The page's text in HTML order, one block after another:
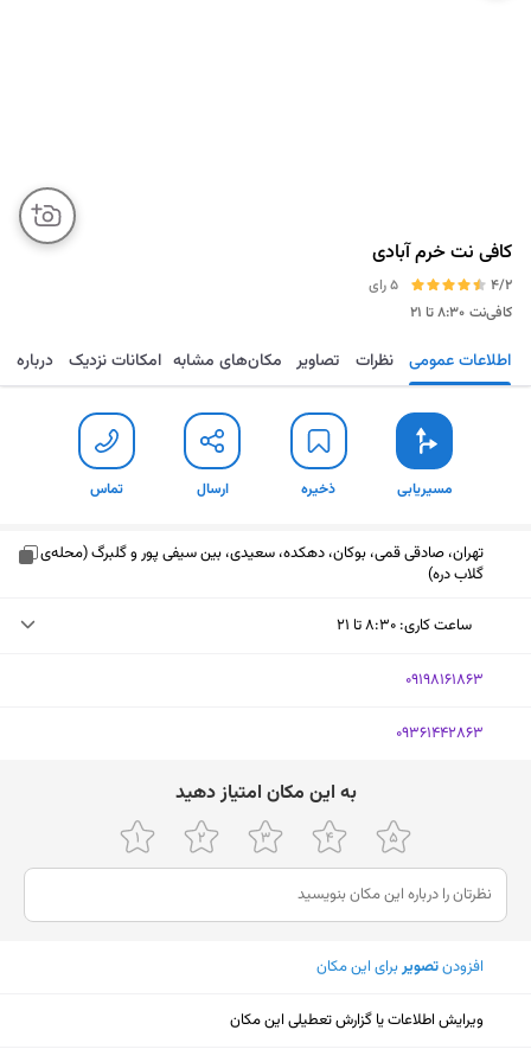
کافی نت خرم آبادی
4/2
5 رای
کافی‌نت ۸:۳۰ تا ۲۱
مسیریابی ذخیره ارسال تلفن تماس اطلاعات عمومی نظرات تصاویر مکان‌های مشابه امکانات نزدیک درباره
مسیریابی ذخیره ارسال تماس
تهران، صادقی قمی، بوکان، دهکده، سعیدی، بین سیفی پور و گلبرگ (محله‌ی
گلاب دره)
ساعت کاری: ۸:۳۰ تا ۲۱
دوشنبه (امروز)
جمعه
۹ تا ۱۷
شنبه
۸:۳۰ تا ۲۱
یکشنبه
‎09198161863
‎09361442863
ﺑﻪ اﯾﻦ ﻣﮑﺎن اﻣﺘﯿﺎز دﻫﯿﺪ
افزودنتصویربرای این مکان
ویرایش اطلاعات یا گزارش تعطیلی این مکان